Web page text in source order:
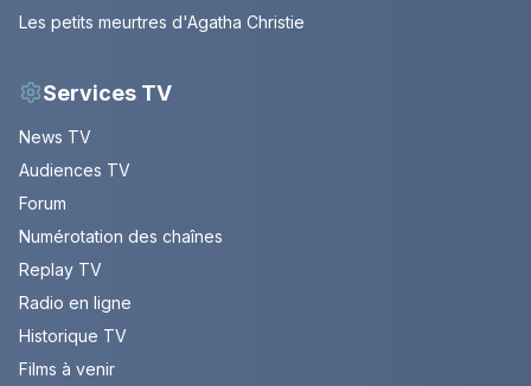
Les petits meurtres d'Agatha Christie
Services TV
News TV
Audiences TV
Forum
Numérotation des chaînes
Replay TV
Radio en ligne
Historique TV
Films à venir